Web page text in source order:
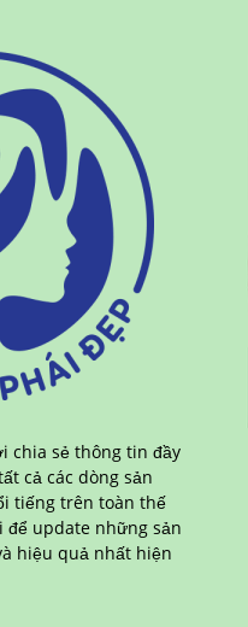
chia sẻ thông tin đầy
cả các dòng sản
tiếng trên toàn thế
để update những sản
hiệu quả nhất hiện